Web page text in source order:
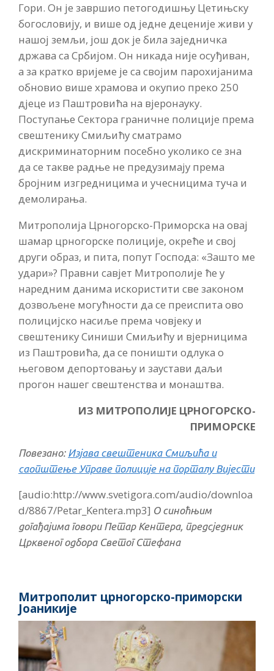
Гори. Он је завршио петогодишњу Цетињску
богословију, и више од једне деценије живи у
нашој земљи, још док је била заједничка
држава са Србијом. Он никада није осуђиван,
а за кратко вријеме је са својим парохијанима
обновио више храмова и окупио преко 250
дјеце из Паштровића на вјеронауку.
Поступање Сектора граничне полиције према
свештенику Смиљићу сматрамо
дискриминаторним посебно уколико се зна
да се такве радње не предузимају према
бројним изгредницима и учесницима туча и
демолирања.
Митрополија Црногорско-Приморска на овај
шамар црногорске полиције, окреће и свој
други образ, и пита, попут Господа: «Зашто ме
удари»? Правни савјет Митрополије ће у
наредним данима искористити све законом
дозвољене могућности да се преиспита ово
полицијско насиље према човјеку и
свештенику Синиши Смиљићу и вјерницима
из Паштровића, да се поништи одлука о
његовом депортовању и заустави даљи
прогон нашег свештенства и монаштва.
ИЗ МИТРОПОЛИЈЕ ЦРНОГОРСКО-
ПРИМОРСКЕ
Повезано: Изјава свештеника Смиљића и
саопштење Управе полиције на порталу Вијести
[audio:http://www.svetigora.com/audio/downloa
d/8867/Petar_Kentera.mp3] О синоћњим
догађајима говори Петар Кентера, предсједник
Црквеног одбора Светог Стефана
Митрополит црногорско-приморски
Јоаникије